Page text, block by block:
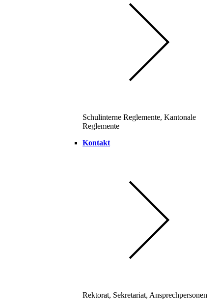
Schulinterne Reglemente, Kantonale
Reglemente
Kontakt
Rektorat, Sekretariat, Ansprechpersonen